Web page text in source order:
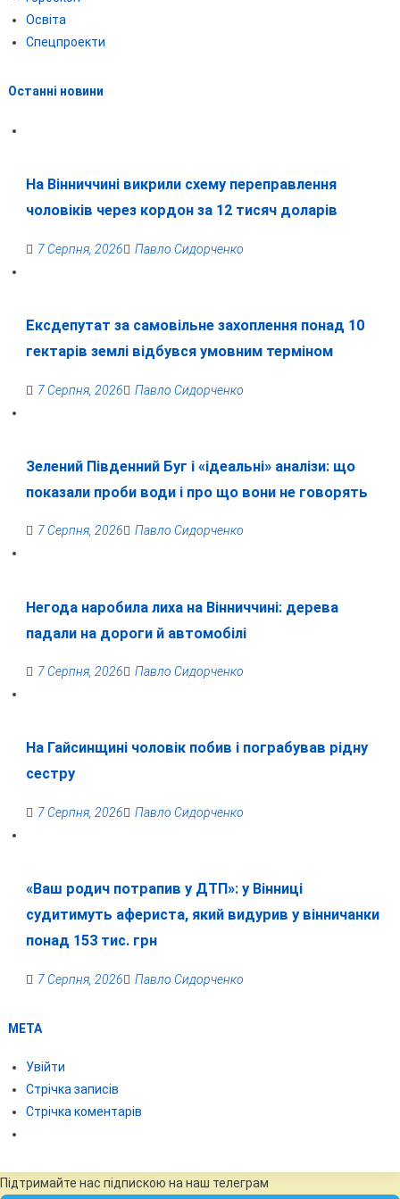
Освіта
Спецпроекти
Останні новини
На Вінниччині викрили схему переправлення
чоловіків через кордон за 12 тисяч доларів
7 Серпня, 2026 Павло Сидорченко
Ексдепутат за самовільне захоплення понад 10
гектарів землі відбувся умовним терміном
7 Серпня, 2026 Павло Сидорченко
Зелений Південний Буг і «ідеальні» аналізи: що
показали проби води і про що вони не говорять
7 Серпня, 2026 Павло Сидорченко
Негода наробила лиха на Вінниччині: дерева
падали на дороги й автомобілі
7 Серпня, 2026 Павло Сидорченко
На Гайсинщині чоловік побив і пограбував рідну
сестру
7 Серпня, 2026 Павло Сидорченко
«Ваш родич потрапив у ДТП»: у Вінниці
судитимуть афериста, який видурив у вінничанки
понад 153 тис. грн
7 Серпня, 2026 Павло Сидорченко
МЕТА
Увійти
Стрічка записів
Стрічка коментарів
Підтримайте нас підпискою на наш телеграм